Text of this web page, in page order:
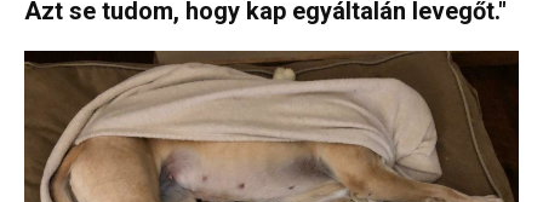
Azt se tudom, hogy kap egyáltalán levegőt."